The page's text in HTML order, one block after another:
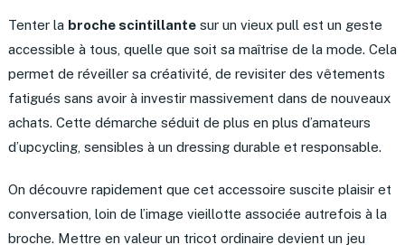
Tenter la broche scintillantesur un vieux pull est un geste
accessible à tous, quelle que soit sa maîtrise de la mode. Cela
permet de réveiller sa créativité, de revisiter des vêtements
fatigués sans avoir à investir massivement dans de nouveaux
achats. Cette démarche séduit de plus en plus d’amateurs
d’upcycling, sensibles à un dressing durable et responsable.
On découvre rapidement que cet accessoire suscite plaisir et
conversation, loin de l’image vieillotte associée autrefois à la
broche. Mettre en valeur un tricot ordinaire devient un jeu